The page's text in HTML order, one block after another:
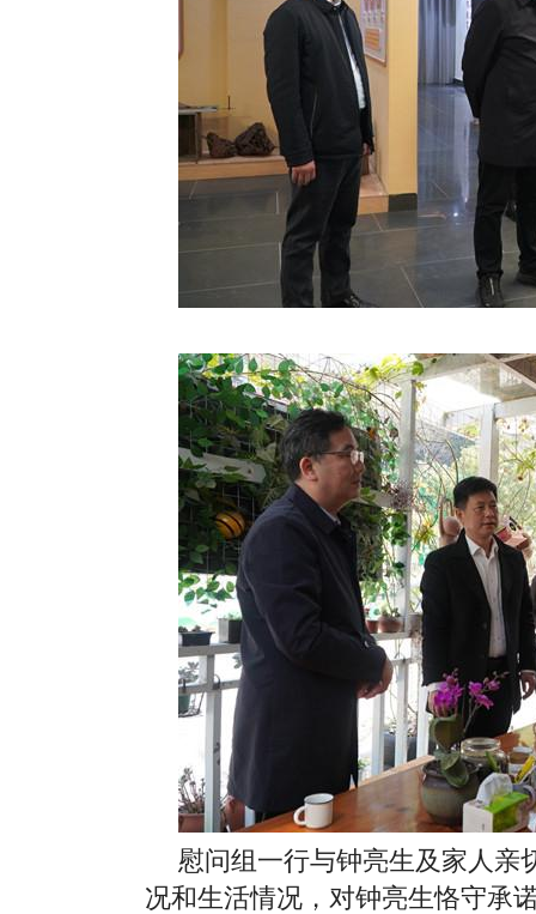
慰问组一行与钟亮生及家人亲
况和生活情况，对钟亮生恪守承